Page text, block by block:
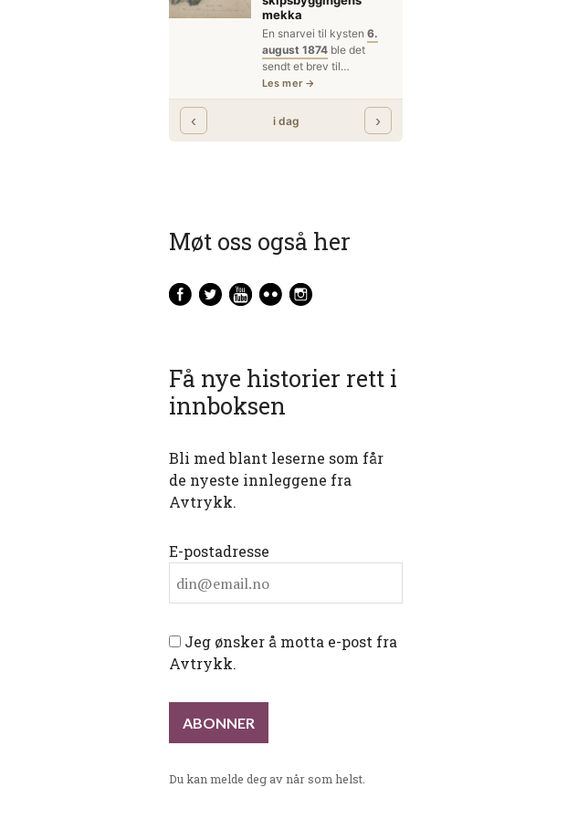
Møt oss også her
Få nye historier rett i
innboksen
Bli med blant leserne som får
de nyeste innleggene fra
Avtrykk.
E-postadresse
Jeg ønsker å motta e-post fra
Avtrykk.
Du kan melde deg av når som helst.